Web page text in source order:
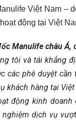
Việt Nam –
động tại Việt
Manulife châu Á,
tôi và tái khẳng
các phê duyệt
khách hàng tại
động kinh doanh
dịch vụ